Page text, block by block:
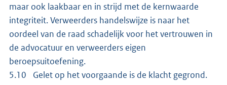
maar ook laakbaar en in strijd met de kernwaarde
integriteit. Verweerders handelswijze is naar het
oordeel van de raad schadelijk voor het vertrouwen in
de advocatuur en verweerders eigen
beroepsuitoefening.
5.10 Gelet op het voorgaande is de klacht gegrond.